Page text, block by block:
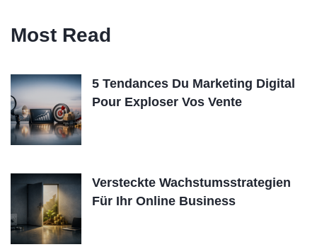
Most Read
5 Tendances Du Marketing Digital
Pour Exploser Vos Vente
Versteckte Wachstumsstrategien
Für Ihr Online Business